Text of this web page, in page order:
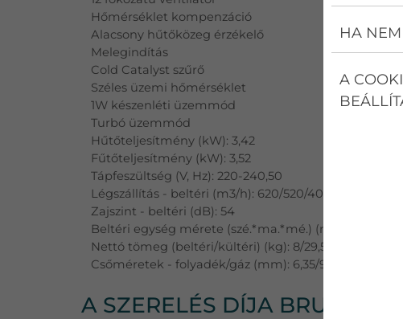
Hőmérséklet kompenzáció
Alacsony hűtőközeg érzékelő
Melegindítás
Cold Catalyst szűrő
Széles üzemi hőmérséklet
1W készenléti üzemmód
Turbó üzemmód
Hűtőteljesítmény (kW): 3,42
Fűtőteljesítmény (kW): 3,52
Tápfeszültség (V, Hz): 220-240,50
Légszállítás - beltéri (m3/h): 620/520/400
Zajszint - beltéri (dB): 54
Beltéri egység mérete (szé.*ma.*mé.) (mm) :
Nettó tömeg (beltéri/kültéri) (kg): 8/29,5
Csőméretek - folyadék/gáz (mm): 6,35/9,52
A SZERELÉS DÍJA BRUTTÓ
HA
A